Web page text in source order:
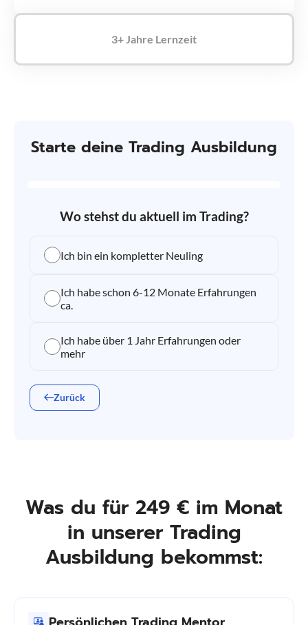
3+ Jahre Lernzeit
Starte deine Trading Ausbildung
Wo stehst du aktuell im Trading?
Ich bin ein kompletter Neuling
Ich habe schon 6-12 Monate Erfahrungen
ca.
Ich habe über 1 Jahr Erfahrungen oder
mehr
Zurück
Was du für 249 € im Monat
in unserer Trading
Ausbildung bekommst: